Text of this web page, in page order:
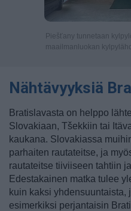
Piešťany tunnetaan
maailmanluokan
Nähtävyyksiä
Bratislavasta on helppo
Slovakiaan, Tšekkiin tai
kaukana. Slovakiassa
parhaiten rautateitse, ja
rautateitse tiiviiseen tahtiin
Edestakainen matka tulee
kuin kaksi yhdensuuntaista,
esimerkiksi perjantaisin